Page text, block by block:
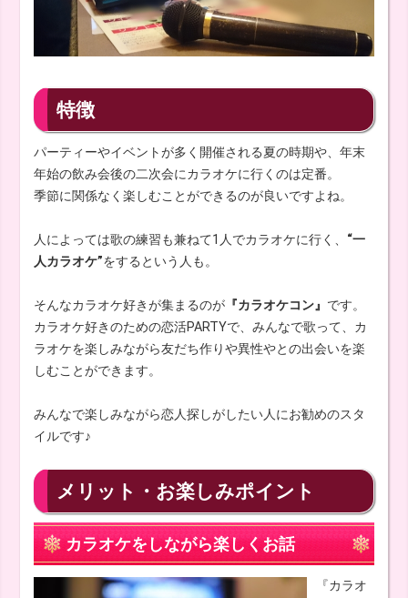
特徴
パーティーやイベントが多く開催される夏の時期や、年末
年始の飲み会後の二次会にカラオケに行くのは定番。
季節に関係なく楽しむことができるのが良いですよね。
人によっては歌の練習も兼ねて1人でカラオケに行く、 “一
人カラオケ”をするという人も。
そんなカラオケ好きが集まるのが 『カラオケコン』 です。
カラオケ好きのための恋活PARTYで、みんなで歌って、カ
ラオケを楽しみながら友だち作りや異性やとの出会いを楽
しむことができます。
みんなで楽しみながら恋人探しがしたい人にお勧めのスタ
イルです♪
メリット・お楽しみポイント
カラオケをしながら楽しくお話
『カラオ